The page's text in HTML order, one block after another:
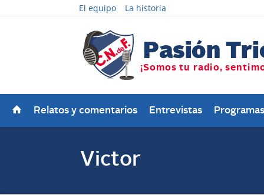
El equipo La historia
Relatos y comentarios Entrevistas Programas
Victor